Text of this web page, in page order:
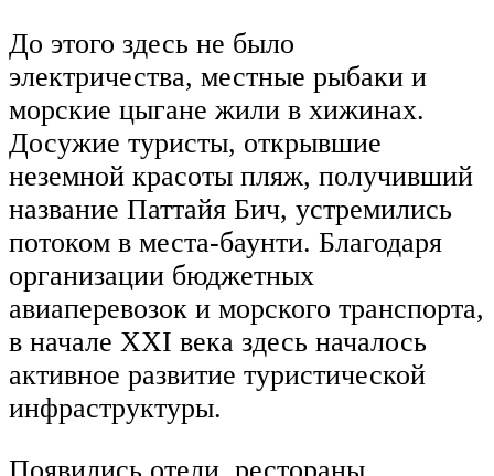
До этого здесь не было
электричества, местные рыбаки и
морские цыгане жили в хижинах.
Досужие туристы, открывшие
неземной красоты пляж, получивший
название Паттайя Бич, устремились
потоком в места-баунти. Благодаря
организации бюджетных
авиаперевозок и морского транспорта,
в начале XXI века здесь началось
активное развитие туристической
инфраструктуры.